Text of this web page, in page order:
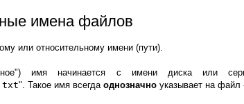
имена файлов
или относительному имени (пути).
имя начинается с имени диска или
". Такое имя всегда однозначно указывает на файл